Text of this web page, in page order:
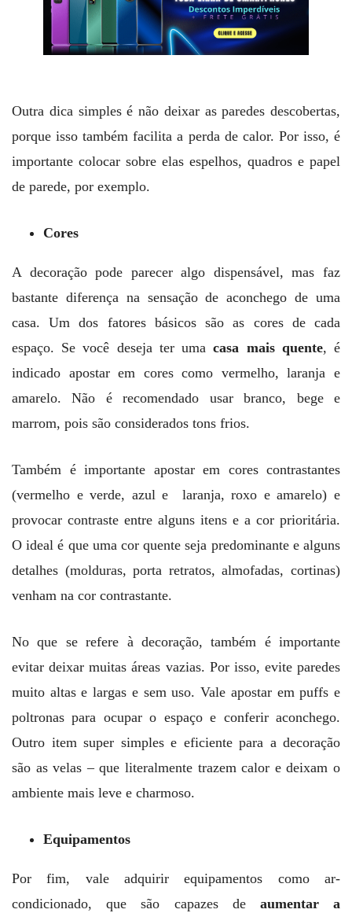
Outra dica simples é não deixar as paredes descobertas,
porque isso também facilita a perda de calor. Por isso, é
importante colocar sobre elas espelhos, quadros e papel
de parede, por exemplo.
Cores
A decoração pode parecer algo dispensável, mas faz
bastante diferença na sensação de aconchego de uma
casa. Um dos fatores básicos são as cores de cada
espaço. Se você deseja ter umacasa mais quente, é
indicado apostar em cores como vermelho, laranja e
amarelo. Não é recomendado usar branco, bege e
marrom, pois são considerados tons frios.
Também é importante apostar em cores contrastantes
(vermelho e verde, azul e laranja, roxo e amarelo) e
provocar contraste entre alguns itens e a cor prioritária.
O ideal é que uma cor quente seja predominante e alguns
detalhes (molduras, porta retratos, almofadas, cortinas)
venham na cor contrastante.
No que se refere à decoração, também é importante
evitar deixar muitas áreas vazias. Por isso, evite paredes
muito altas e largas e sem uso. Vale apostar em puffs e
poltronas para ocupar o espaço e conferir aconchego.
Outro item super simples e eficiente para a decoração
são as velas – que literalmente trazem calor e deixam o
ambiente mais leve e charmoso.
Equipamentos
Por fim, vale adquirir equipamentos como ar-
condicionado, que são capazes de aumentar a